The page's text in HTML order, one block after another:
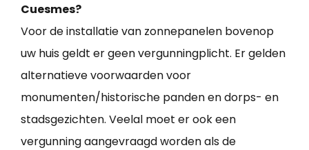
Cuesmes?
Voor de installatie van zonnepanelen bovenop
uw huis geldt er geen vergunningplicht. Er gelden
alternatieve voorwaarden voor
monumenten/historische panden en dorps- en
stadsgezichten. Veelal moet er ook een
vergunning aangevraagd worden als de